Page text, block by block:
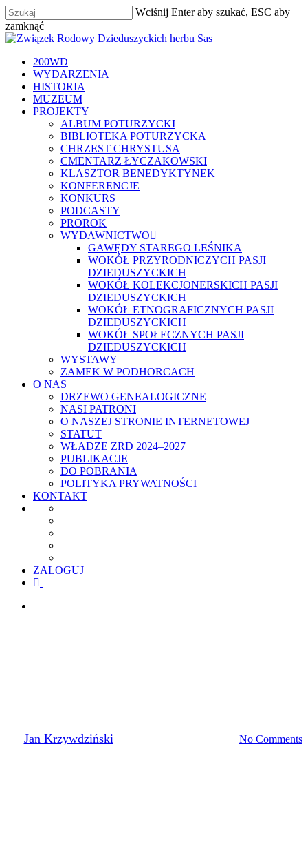
Skip
to
main
Wciśnij Enter aby szukać, ESC aby
zamknąć
Zamknij
szukaj
Menu
200WD
WYDARZENIA
HISTORIA
MUZEUM
PROJEKTY
ALBUM POTURZYCKI
BIBLIOTEKA POTURZYCKA
CHRZEST CHRYSTUSA
CMENTARZ ŁYCZAKOWSKI
KLASZTOR BENEDYKTYNEK
KONFERENCJE
KONKURS
PODCASTY
PROROK
WYDAWNICTWO
GAWĘDY STAREGO LEŚNIKA
WOKÓŁ PRZYRODNICZYCH PASJI
DZIEDUSZYCKICH
WOKÓŁ KOLEKCJONERSKICH PASJI
DZIEDUSZYCKICH
WOKÓŁ ETNOGRAFICZNYCH PASJI
DZIEDUSZYCKICH
WOKÓŁ SPOŁECZNYCH PASJI
DZIEDUSZYCKICH
WYSTAWY
ZAMEK W PODHORCACH
O NAS
DRZEWO GENEALOGICZNE
NASI PATRONI
O NASZEJ STRONIE INTERNETOWEJ
STATUT
WŁADZE ZRD 2024–2027
PUBLIKACJE
DO POBRANIA
POLITYKA PRYWATNOŚCI
KONTAKT
ZALOGUJ
facebook
Jan Krzywdziński No Comments